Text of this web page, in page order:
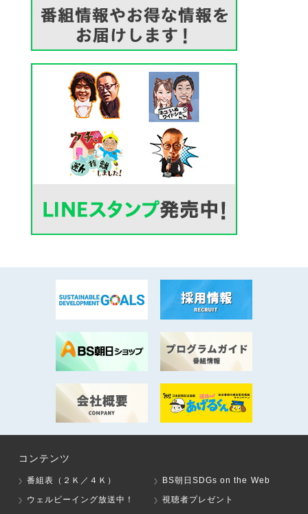
コンテンツ
番組表（２Ｋ／４Ｋ）
BS朝日SDGs on the Web
ウェルビーイング放送中！
視聴者プレゼント